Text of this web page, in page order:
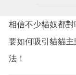
相信不少貓奴都
要如何吸引貓貓
法！